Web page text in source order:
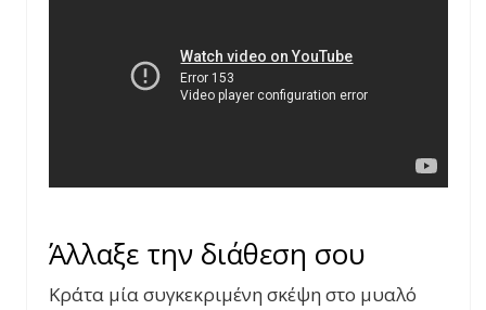
Άλλαξε την διάθεση σου
Κράτα μία συγκεκριμένη σκέψη στο μυαλό